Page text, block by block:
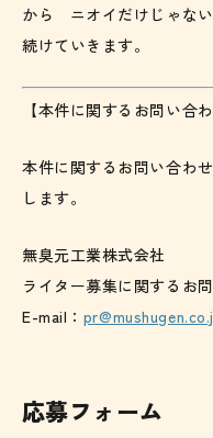
から ニオイだけじゃな
続けていきます。
【本件に関するお問い合わ
本件に関するお問い合わ
します。
無臭元工業株式会社
ライター募集に関するお
E-mail：
応募フォーム